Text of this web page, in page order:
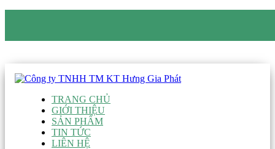
TRANG CHỦ
GIỚI THIỆU
SẢN PHẨM
TIN TỨC
LIÊN HỆ